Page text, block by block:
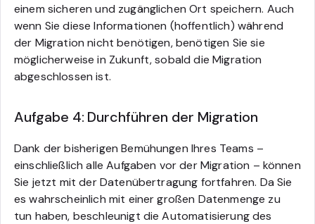
einem sicheren und zugänglichen Ort speichern. Auch
wenn Sie diese Informationen (hoffentlich) während
der Migration nicht benötigen, benötigen Sie sie
möglicherweise in Zukunft, sobald die Migration
abgeschlossen ist.
Aufgabe 4: Durchführen der Migration
Dank der bisherigen Bemühungen Ihres Teams –
einschließlich alle Aufgaben vor der Migration – können
Sie jetzt mit der Datenübertragung fortfahren. Da Sie
es wahrscheinlich mit einer großen Datenmenge zu
tun haben, beschleunigt die Automatisierung des